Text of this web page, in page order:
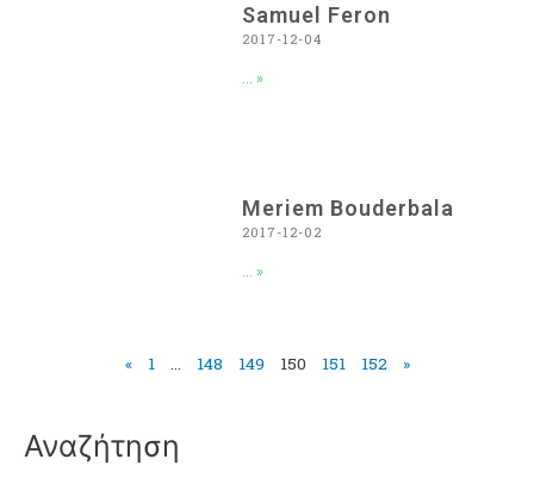
Samuel Feron
2017-12-04
... »
Meriem Bouderbala
2017-12-02
... »
« 1 … 148 149 150 151 152 »
Αναζήτηση